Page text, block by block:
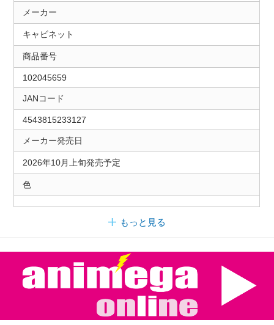
メーカー
キャビネット
商品番号
102045659
JANコード
4543815233127
メーカー発売日
2026年10月上旬発売予定
色
もっと見る